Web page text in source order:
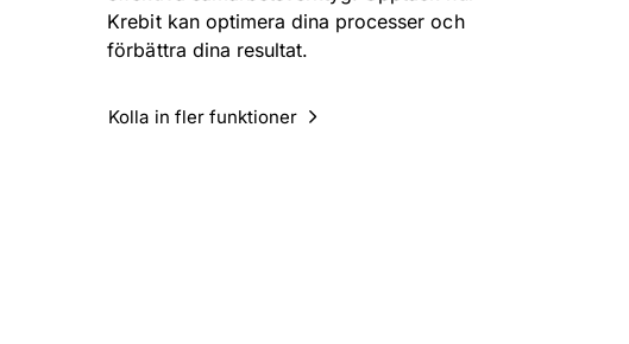
Krebit kan optimera dina processer och
förbättra dina resultat.
Kolla in fler funktioner